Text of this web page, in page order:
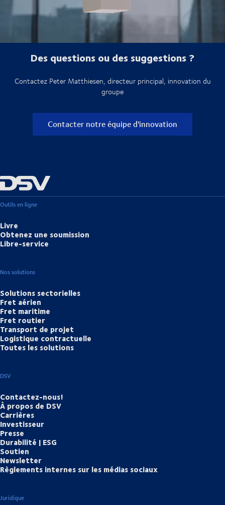
Découvrez comment fonctionnent nos drones cargo en mer
Des questions ou des suggestions ?
Contactez Peter Matthiesen, directeur principal, innovation du
groupe
Contacter notre équipe d'innovation
Outils en ligne
Livre
Obtenez une soumission
Libre-service
Nos solutions
Solutions sectorielles
Fret aérien
Fret maritime
Fret routier
Transport de projet
Logistique contractuelle
Toutes les solutions
DSV
Contactez-nous!
À propos de DSV
Carrières
Investisseur
Presse
Durabilité | ESG
Soutien
Newsletter
Règlements internes sur les médias sociaux
Juridique